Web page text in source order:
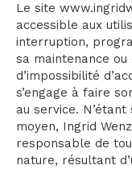
Le site
accessible aux
interruption,
sa maintenance
d’impossibilité
s’engage à faire
au service. N’étant
moyen, Ingrid
responsable de
nature, résultant